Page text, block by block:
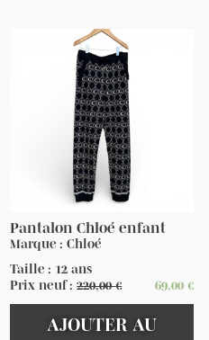
Pantalon Chloé enfant
Marque : Chloé
Taille : 12 ans
Prix neuf :220,00€ 69,00 €
AJOUTER AU